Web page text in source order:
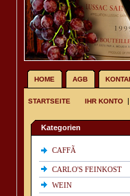
HOME AGB
STARTSEITE IHR KONTO |
Kategorien
CAFFÃ
CARLO'S FEINKOST
WEIN